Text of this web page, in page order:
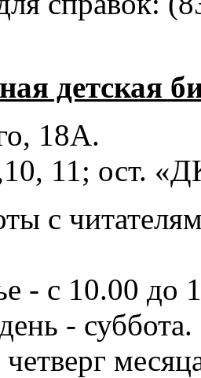
детская
18А.
11; ост.
с
- с 10.00 до
- суббота.